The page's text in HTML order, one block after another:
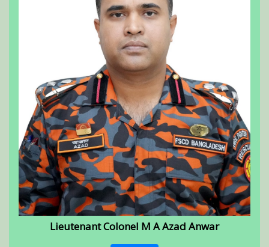
Lieutenant Colonel M A Azad Anwar